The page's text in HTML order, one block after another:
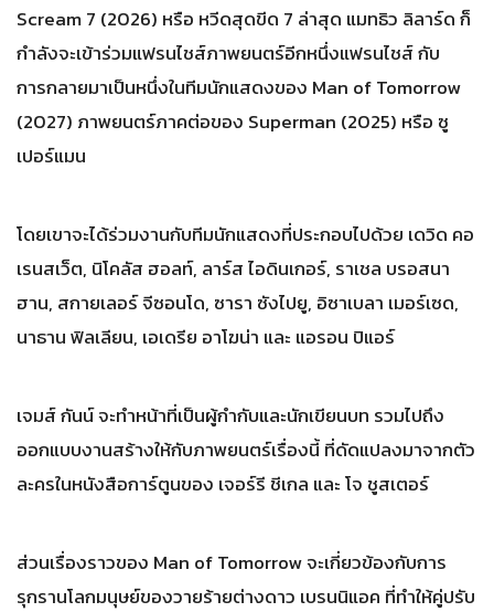
Scream 7 (2026) หรือ หวีดสุดขีด 7 ล่าสุด แมทธิว ลิลาร์ด ก็
กำลังจะเข้าร่วมแฟรนไชส์ภาพยนตร์อีกหนึ่งแฟรนไชส์ กับ
การกลายมาเป็นหนึ่งในทีมนักแสดงของ Man of Tomorrow
(2027) ภาพยนตร์ภาคต่อของ Superman (2025) หรือ ซู
เปอร์แมน
โดยเขาจะได้ร่วมงานกับทีมนักแสดงที่ประกอบไปด้วย เดวิด คอ
เรนสเว็ต, นิโคลัส ฮอลท์, ลาร์ส ไอดินเกอร์, ราเชล บรอสนา
ฮาน, สกายเลอร์ จีซอนโด, ซารา ซังไปยู, อิซาเบลา เมอร์เซด,
นาธาน ฟิลเลียน, เอเดรีย อาโฆน่า และ แอรอน ปิแอร์
เจมส์ กันน์ จะทำหน้าที่เป็นผู้กำกับและนักเขียนบท รวมไปถึง
ออกแบบงานสร้างให้กับภาพยนตร์เรื่องนี้ ที่ดัดแปลงมาจากตัว
ละครในหนังสือการ์ตูนของ เจอร์รี ชีเกล และ โจ ชูสเตอร์
ส่วนเรื่องราวของ Man of Tomorrow จะเกี่ยวข้องกับการ
รุกรานโลกมนุษย์ของวายร้ายต่างดาว เบรนนิแอค ที่ทำให้คู่ปรับ